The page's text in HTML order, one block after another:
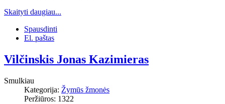
Skaityti daugiau...
Spausdinti
El. paštas
Vilčinskis Jonas Kazimieras
Smulkiau
Kategorija: Žymūs žmonės
Peržiūros: 1322